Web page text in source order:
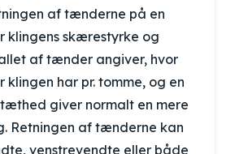
af tænderne på en
klingens skærestyrke og
af tænder angiver, hvor
har pr. tomme, og en
giver normalt en mere
Retningen af tænderne kan
venstrevendte eller både